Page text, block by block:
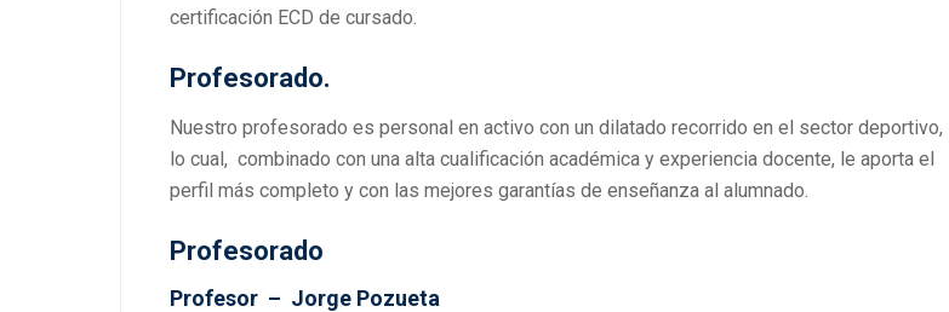
certificación ECD de cursado.
Profesorado.
Nuestro profesorado es personal en activo con un dilatado recorrido en el sector deportivo,
lo cual, combinado con una alta cualificación académica y experiencia docente, le aporta el
perfil más completo y con las mejores garantías de enseñanza al alumnado.
Profesorado
Profesor – Jorge Pozueta